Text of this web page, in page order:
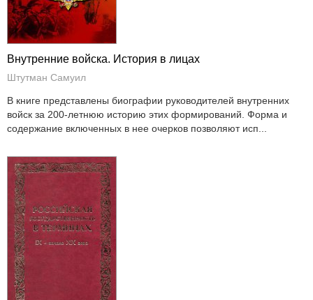
Внутренние войска. История в лицах
Штутман Самуил
В книге представлены биографии руководителей внутренних
войск за 200-летнюю историю этих формирований. Форма и
содержание включенных в нее очерков позволяют исп...